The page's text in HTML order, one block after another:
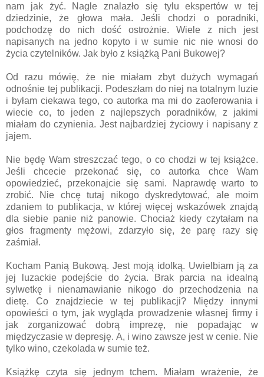
nam jak żyć. Nagle znalazło się tylu ekspertów w tej
dziedzinie, że głowa mała. Jeśli chodzi o poradniki,
podchodzę do nich dość ostrożnie. Wiele z nich jest
napisanych na jedno kopyto i w sumie nic nie wnosi do
życia czytelników. Jak było z książką Pani Bukowej?
Od razu mówię, że nie miałam zbyt dużych wymagań
odnośnie tej publikacji. Podeszłam do niej na totalnym luzie
i byłam ciekawa tego, co autorka ma mi do zaoferowania i
wiecie co, to jeden z najlepszych poradników, z jakimi
miałam do czynienia. Jest najbardziej życiowy i napisany z
jajem.
Nie będę Wam streszczać tego, o co chodzi w tej książce.
Jeśli chcecie przekonać się, co autorka chce Wam
opowiedzieć, przekonajcie się sami. Naprawdę warto to
zrobić. Nie chcę tutaj nikogo dyskredytować, ale moim
zdaniem to publikacja, w której więcej wskazówek znajdą
dla siebie panie niż panowie. Chociaż kiedy czytałam na
głos fragmenty mężowi, zdarzyło się, że parę razy się
zaśmiał.
Kocham Panią Bukową. Jest moją idolką. Uwielbiam ją za
jej luzackie podejście do życia. Brak parcia na idealną
sylwetkę i nienamawianie nikogo do przechodzenia na
dietę. Co znajdziecie w tej publikacji? Między innymi
opowieści o tym, jak wygląda prowadzenie własnej firmy i
jak zorganizować dobrą imprezę, nie popadając w
międzyczasie w depresję. A, i wino zawsze jest w cenie. Nie
tylko wino, czekolada w sumie też.
Książkę czyta się jednym tchem. Miałam wrażenie, że